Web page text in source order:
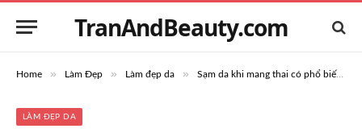
TranAndBeauty.com
Home » Làm Đẹp » Làm đẹp da » Sạm da khi mang thai có phổ biến không và điều trị nó như thế nào?
LÀM ĐẸP DA